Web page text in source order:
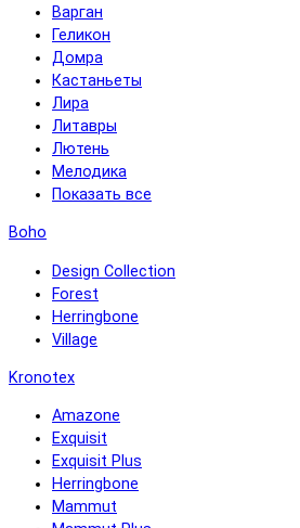
Варган
Геликон
Домра
Кастаньеты
Лира
Литавры
Лютень
Мелодика
Показать все
Boho
Design Collection
Forest
Herringbone
Village
Kronotex
Amazone
Exquisit
Exquisit Plus
Herringbone
Mammut